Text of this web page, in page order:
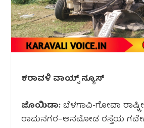
ಕರಾವಳಿ ವಾಯ್ಸ್ ನ್ಯೂಸ್
ಜೊಯಿಡಾ:ಬೆಳಗಾವಿ-ಗೋವಾ
ರಾಮನಗರ–ಅನಮೋಡ ರಸ್ತೆಯ